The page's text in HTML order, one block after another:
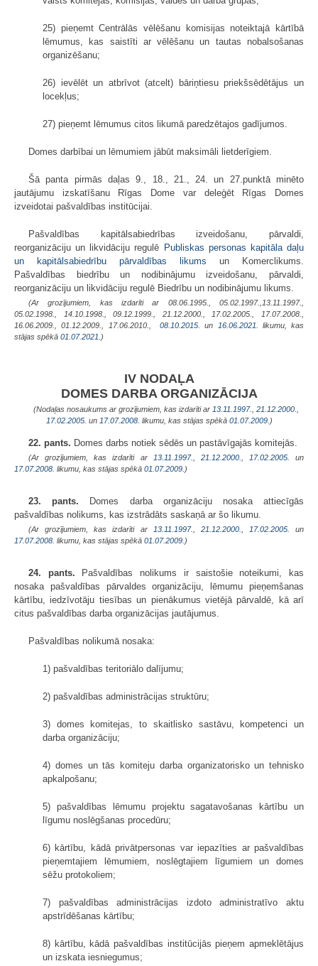
25) pieņemt Centrālās vēlēšanu komisijas noteiktajā kārtībā
lēmumus, kas saistīti ar vēlēšanu un tautas nobalsošanas
organizēšanu;
26) ievēlēt un atbrīvot (atcelt) bāriņtiesu priekšsēdētājus un
locekļus;
27) pieņemt lēmumus citos likumā paredzētajos gadījumos.
Domes darbībai un lēmumiem jābūt maksimāli lietderīgiem.
Šā panta pirmās daļas 9., 18., 21., 24. un 27.punktā minēto
jautājumu izskatīšanu Rīgas Dome var deleģēt Rīgas Domes
izveidotai pašvaldības institūcijai.
Pašvaldības kapitālsabiedrības izveidošanu, pārvaldi,
reorganizāciju un likvidāciju regulē Publiskas personas kapitāla daļu
un kapitālsabiedrību pārvaldības likums un Komerclikums.
Pašvaldības biedrību un nodibinājumu izveidošanu, pārvaldi,
reorganizāciju un likvidāciju regulē Biedrību un nodibinājumu likums.
(Ar grozījumiem, kas izdarīti ar 08.06.1995., 05.02.1997.,13.11.1997.,
05.02.1998., 14.10.1998., 09.12.1999., 21.12.2000., 17.02.2005., 17.07.2008.,
16.06.2009., 01.12.2009., 17.06.2010., 08.10.2015. un 16.06.2021 . likumu, kas
stājas spēkā 01.07.2021. )
IV NODAĻA
DOMES DARBA ORGANIZĀCIJA
(Nodaļas nosaukums ar grozījumiem, kas izdarīti ar 13.11.1997. 21.12.2000.
17.02.2005. un 17.07.2008. likumu, kas stājas spēkā 01.07.2009. )
22. pants. Domes darbs notiek sēdēs un pastāvīgajās komitejās.
(Ar grozījumiem, kas izdarīti ar 13.11.1997. 21.12.2000. 17.02.2005.
un
17.07.2008 . likumu, kas stājas spēkā 01.07.2009. )
23. pants. Domes darba organizāciju nosaka attiecīgās
pašvaldības nolikums, kas izstrādāts saskaņā ar šo likumu.
(Ar grozījumiem, kas izdarīti ar 13.11.1997. 21.12.2000. 17.02.2005.
un
17.07.2008 . likumu, kas stājas spēkā 01.07.2009. )
24. pants. Pašvaldības nolikums ir saistošie noteikumi, kas
nosaka pašvaldības pārvaldes organizāciju, lēmumu pieņemšanas
kārtību, iedzīvotāju tiesības un pienākumus vietējā pārvaldē, kā arī
citus pašvaldības darba organizācijas jautājumus.
Pašvaldības nolikumā nosaka:
1) pašvaldības teritoriālo dalījumu;
2) pašvaldības administrācijas struktūru;
3) domes komitejas, to skaitlisko sastāvu, kompetenci un
darba organizāciju;
4) domes un tās komiteju darba organizatorisko un tehnisko
apkalpošanu;
5) pašvaldības lēmumu projektu sagatavošanas kārtību un
līgumu noslēgšanas procedūru;
6) kārtību, kādā privātpersonas var iepazīties ar pašvaldības
pieņemtajiem lēmumiem, noslēgtajiem līgumiem un domes
sēžu protokoliem;
7) pašvaldības administrācijas izdoto administratīvo aktu
apstrīdēšanas kārtību;
8) kārtību, kādā pašvaldības institūcijās pieņem apmeklētājus
un izskata iesniegumus;